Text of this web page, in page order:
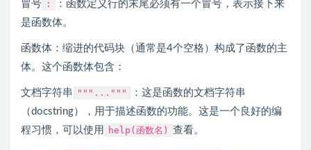
冒号 :
：函数定义行的末尾必须有一个冒号，表示接下来
是函数体。
函数体：缩进的代码块（通常是4个空格）构成了函数的主
体。这个函数体包含：
文档字符串 """..."""
：这是函数的文档字符串
（docstring），用于描述函数的功能。这是一个良好的编
程习惯，可以使用
help(函数名) 查看。